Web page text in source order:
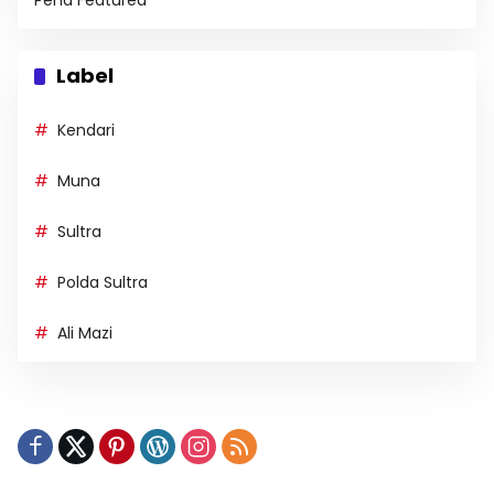
Label
Kendari
Muna
Sultra
Polda Sultra
Ali Mazi